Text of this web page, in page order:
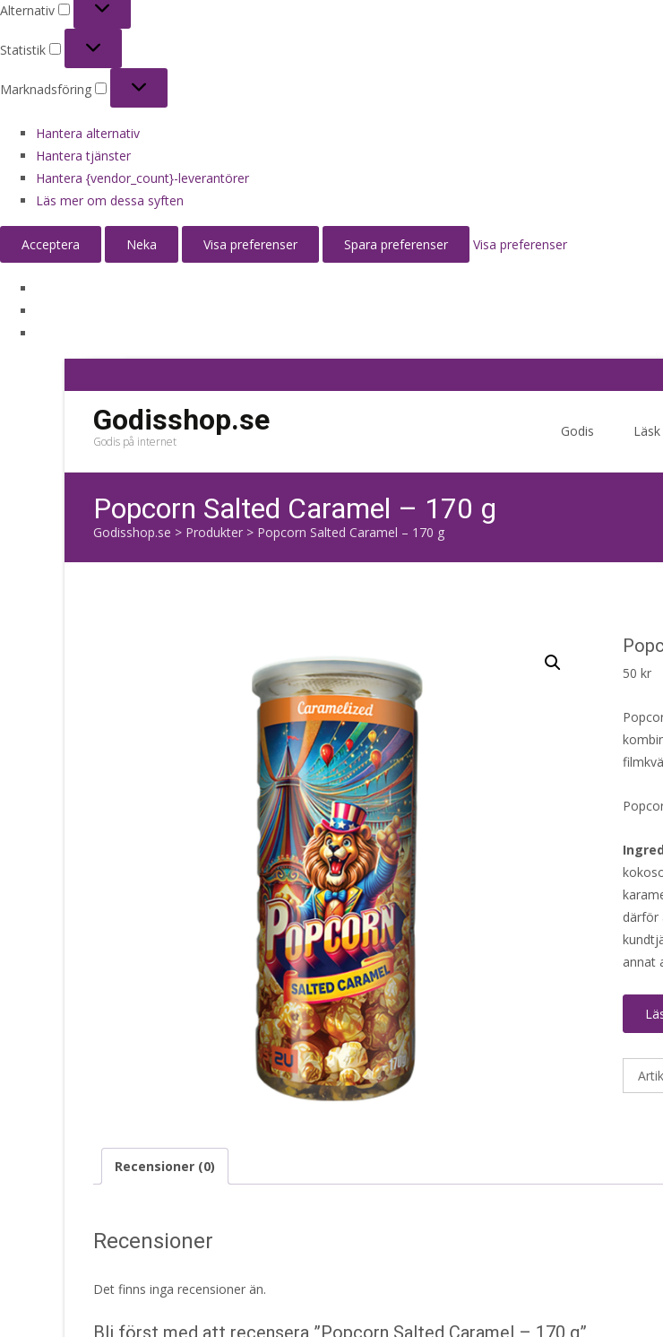
Alternativ
Statistik
Marknadsföring
Hantera alternativ
Hantera tjänster
Hantera {vendor_count}-leverantörer
Läs mer om dessa syften
Acceptera Neka Visa preferenser Spara preferenser Visa preferenser
Godisshop.se
Godis på internet
Godis
Popcorn Salted Caramel – 170 g
Godisshop.se > Produkter > Popcorn Salted Caramel – 170 g
50 kr
därför
annat
Recensioner (0)
Recensioner
Det finns inga recensioner än.
Bli först med att recensera ”Popcorn Salted Caramel – 170 g”